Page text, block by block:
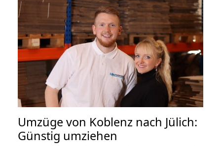
Umzüge von Koblenz nach Jülich:
Günstig umziehen